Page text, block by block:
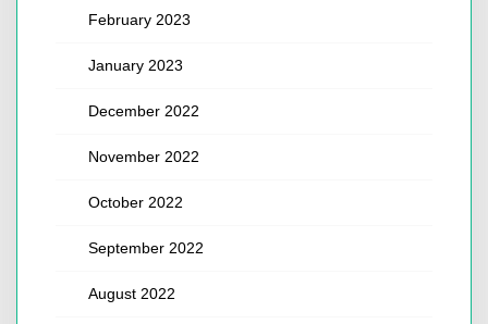
February 2023
January 2023
December 2022
November 2022
October 2022
September 2022
August 2022